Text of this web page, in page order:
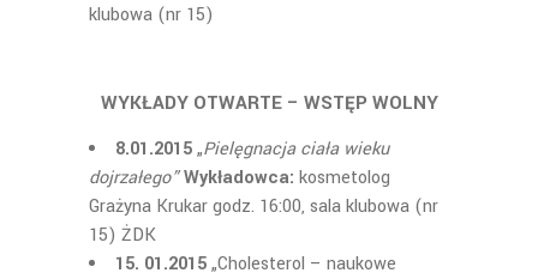
klubowa (nr 15)
WYKŁADY OTWARTE – WSTĘP WOLNY
8.01.2015„Pielęgnacja ciała wieku
dojrzałego”Wykładowca: kosmetolog
Grażyna Krukar godz. 16:00, sala klubowa (nr
15) ŻDK
15. 01.2015„Cholesterol – naukowe